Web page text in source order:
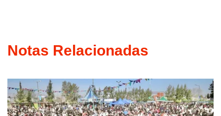
Notas Relacionadas